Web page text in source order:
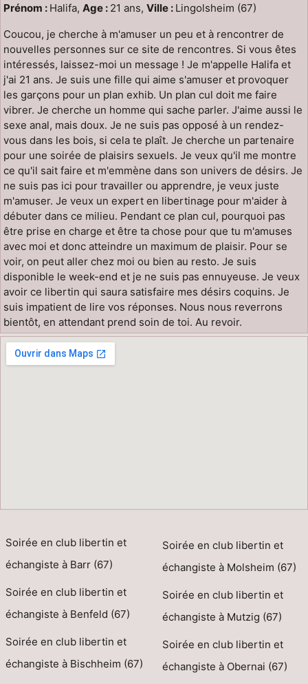
Prénom : Halifa, Age : 21 ans, Ville : Lingolsheim (67)
Coucou, je cherche à m'amuser un peu et à rencontrer de
nouvelles personnes sur ce site de rencontres. Si vous êtes
intéressés, laissez-moi un message ! Je m'appelle Halifa et
j'ai 21 ans. Je suis une fille qui aime s'amuser et provoquer
les garçons pour un plan exhib. Un plan cul doit me faire
vibrer. Je cherche un homme qui sache parler. J'aime aussi le
sexe anal, mais doux. Je ne suis pas opposé à un rendez-
vous dans les bois, si cela te plaît. Je cherche un partenaire
pour une soirée de plaisirs sexuels. Je veux qu'il me montre
ce qu'il sait faire et m'emmène dans son univers de désirs. Je
ne suis pas ici pour travailler ou apprendre, je veux juste
m'amuser. Je veux un expert en libertinage pour m'aider à
débuter dans ce milieu. Pendant ce plan cul, pourquoi pas
être prise en charge et être ta chose pour que tu m'amuses
avec moi et donc atteindre un maximum de plaisir. Pour se
voir, on peut aller chez moi ou bien au resto. Je suis
disponible le week-end et je ne suis pas ennuyeuse. Je veux
avoir ce libertin qui saura satisfaire mes désirs coquins. Je
suis impatient de lire vos réponses. Nous nous reverrons
bientôt, en attendant prend soin de toi. Au revoir.
Soirée en club libertin et
échangiste à Barr (67)
Soirée en club libertin et
échangiste à Benfeld (67)
Soirée en club libertin et
échangiste à Bischheim (67)
Soirée en club libertin et
échangiste à Molsheim (67)
Soirée en club libertin et
échangiste à Mutzig (67)
Soirée en club libertin et
échangiste à Obernai (67)